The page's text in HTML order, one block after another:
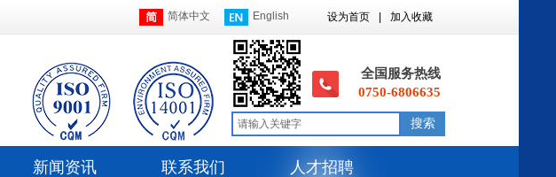
简体中文 English 设为首页 加入收藏
搜索
全国服务热线
0750-6806635
新闻资讯 联系我们 人才招聘